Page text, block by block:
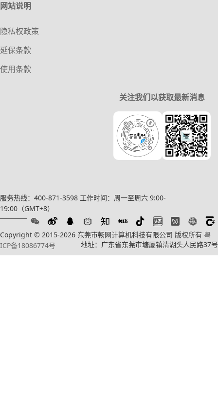
网站说明
隐私权政策
延保条款
使用条款
关注我们以获取最新消息
服务热线：400-871-3598 工作时间：周一至周六 9:00-
19:00（GMT+8）
Copyright © 2015-2026 东莞市畅网计算机科技有限公司 版权所有 粤
ICP备18086774号
地址：广东省东莞市塘厦镇清湖头人民路37号